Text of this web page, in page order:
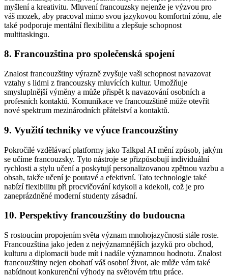
myšlení a kreativitu. Mluvení francouzsky nejenže je výzvou pro
váš mozek, aby pracoval mimo svou jazykovou komfortní zónu, ale
také podporuje mentální flexibilitu a zlepšuje schopnost
multitaskingu.
8. Francouzština pro společenská spojení
Znalost francouzštiny výrazně zvyšuje vaši schopnost navazovat
vztahy s lidmi z francouzsky mluvících kultur. Umožňuje
smysluplnější výměny a může přispět k navazování osobních a
profesních kontaktů. Komunikace ve francouzštině může otevřít
nové spektrum mezinárodních přátelství a kontaktů.
9. Využití techniky ve výuce francouzštiny
Pokročilé vzdělávací platformy jako Talkpal AI mění způsob, jakým
se učíme francouzsky. Tyto nástroje se přizpůsobují individuální
rychlosti a stylu učení a poskytují personalizovanou zpětnou vazbu a
obsah, takže učení je poutavé a efektivní. Tato technologie také
nabízí flexibilitu při procvičování kdykoli a kdekoli, což je pro
zaneprázdněné moderní studenty zásadní.
10. Perspektivy francouzštiny do budoucna
S rostoucím propojením světa význam mnohojazyčnosti stále roste.
Francouzština jako jeden z nejvýznamnějších jazyků pro obchod,
kulturu a diplomacii bude mít i nadále významnou hodnotu. Znalost
francouzštiny nejen obohatí váš osobní život, ale může vám také
nabídnout konkurenční výhody na světovém trhu práce.